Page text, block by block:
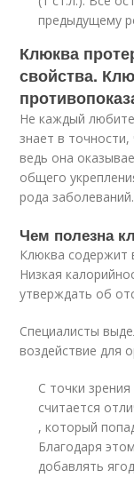
предыдущему
Клюква
свойства.
Не каждый
знает в
ведь она
общего
рода заболеваний.
Чем полезна
Клюква содержит
Низкая
утверждать об
Специалисты
воздействие для
С точки
считается
, который
Благодаря
добавлять